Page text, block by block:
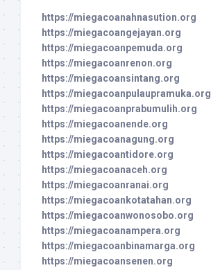
https://miegacoanahnasution.org
https://miegacoangejayan.org
https://miegacoanpemuda.org
https://miegacoanrenon.org
https://miegacoansintang.org
https://miegacoanpulaupramuka.org
https://miegacoanprabumulih.org
https://miegacoanende.org
https://miegacoanagung.org
https://miegacoantidore.org
https://miegacoanaceh.org
https://miegacoanranai.org
https://miegacoankotatahan.org
https://miegacoanwonosobo.org
https://miegacoanampera.org
https://miegacoanbinamarga.org
https://miegacoansenen.org